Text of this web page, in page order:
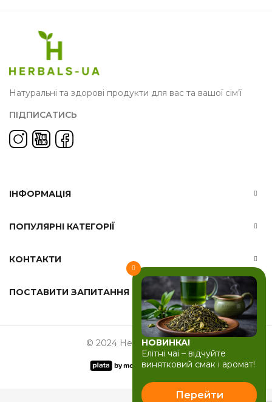
Натуральні та здорові продукти для вас та вашої сім’ї
ПІДПИСАТИСЬ
ІНФОРМАЦІЯ
ПОПУЛЯРНІ КАТЕГОРІЇ
КОНТАКТИ
ПОСТАВИТИ ЗАПИТАННЯ
© 2024 Herbals-ua.com
НОВИНКА!
Елітні чаї – відчуйте
винятковий смак і аромат!
Перейти